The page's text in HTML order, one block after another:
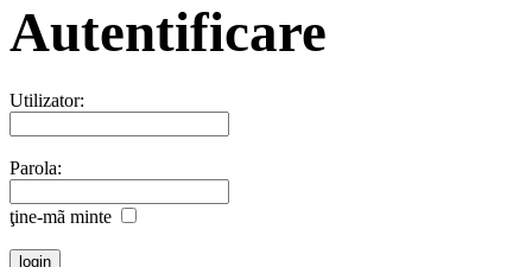
Autentificare
Utilizator:
Parola:
ţine-mã minte